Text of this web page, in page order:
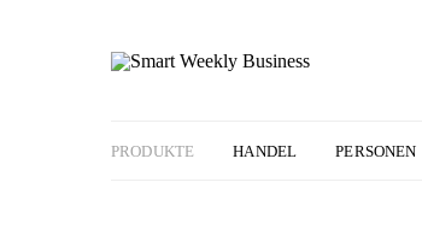
PRODUKTE HANDEL PERSONEN